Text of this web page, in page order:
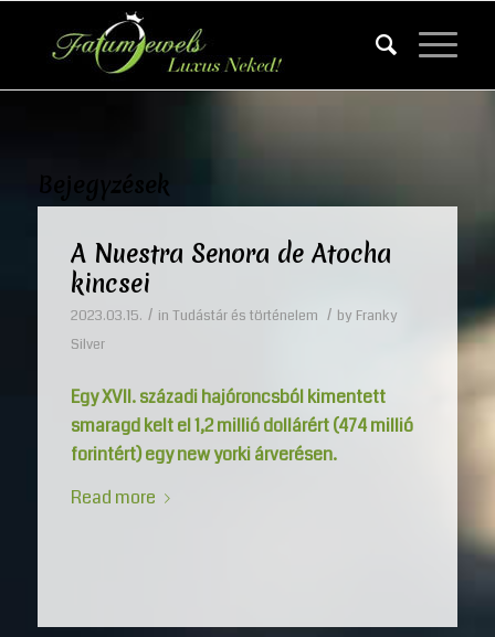
Bejegyzések
A Nuestra Senora de Atocha
kincsei
2023.03.15. / in Tudástár és történelem / by Franky
Silver
Egy XVII. századi hajóroncsból kimentett
smaragd kelt el 1,2 millió dollárért (474 millió
forintért) egy new yorki árverésen.
Read more